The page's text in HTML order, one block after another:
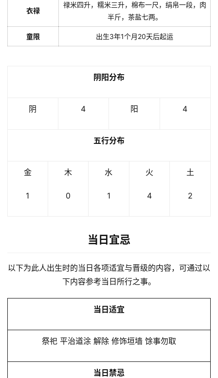
衣禄
禄米四升，糯米三升，棉布一尺，绢帛一段，肉
半斤，茶盐七两。
童限 出生3年1个月20天后起运
阴阳分布
阴 4 阳 4
五行分布
金
1
木
0
水
1
火
4
土
2
当日宜忌
以下为此人出生时的当日各项适宜与晋级的内容，可通过以
下内容参考当日所行之事。
当日适宜
祭祀 平治道涂 解除 修饰垣墙 馀事勿取
当日禁忌